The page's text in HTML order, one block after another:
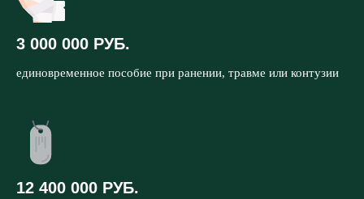
3 000 000 РУБ.
единовременное пособие при ранении, травме или контузии
12 400 000 РУБ.